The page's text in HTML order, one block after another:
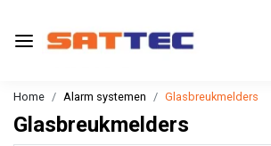
Home Alarm systemen Glasbreukmelders
Glasbreukmelders